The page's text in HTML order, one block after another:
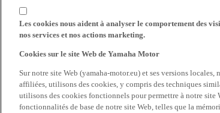
Les cookies nous aident à analyser le comportement des
nos services et nos actions marketing.
Cookies sur le site Web de Yamaha Motor
Sur notre site Web (yamaha-motor.eu) et ses versions locales,
affiliées, utilisons des cookies, y compris des techniques
utilisons des cookies fonctionnels pour permettre à notre
fonctionnalités de base de notre site Web, telles que la